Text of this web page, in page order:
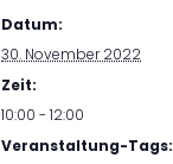
Datum:
30. November 2022
Zeit:
10:00 - 12:00
Veranstaltung-Tags: